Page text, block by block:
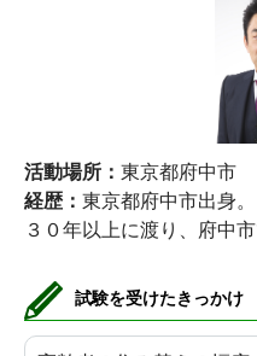
活動場所：東京都府中市
経歴：東京都府中市出身。
３０年以上に渡り、府中
試験を受けたきっかけ